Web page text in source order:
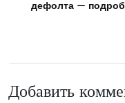
дефолта —
Добавить